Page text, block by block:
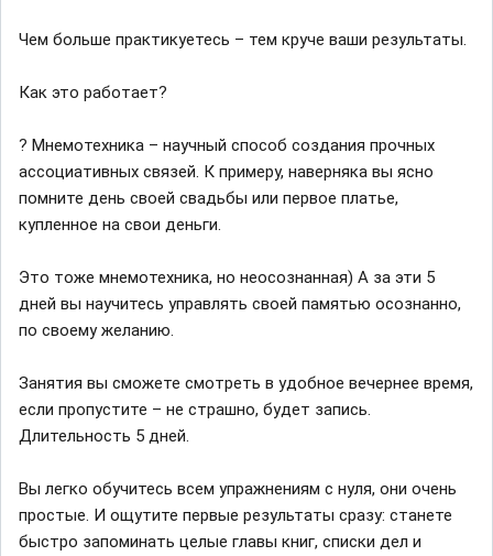
Чем больше практикуетесь – тем круче ваши результаты.
Как это работает?
? Мнемотехника – научный способ создания прочных
ассоциативных связей. К примеру, наверняка вы ясно
помните день своей свадьбы или первое платье,
купленное на свои деньги.
Это тоже мнемотехника, но неосознанная) А за эти 5
дней вы научитесь управлять своей памятью осознанно,
по своему желанию.
Занятия вы сможете смотреть в удобное вечернее время,
если пропустите – не страшно, будет запись.
Длительность 5 дней.
Вы легко обучитесь всем упражнениям с нуля, они очень
простые. И ощутите первые результаты сразу: станете
быстро запоминать целые главы книг, списки дел и